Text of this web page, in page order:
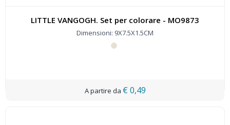
LITTLE VANGOGH. Set per colorare - MO9873
Dimensioni: 9X7.5X1.5CM
€ 0,49